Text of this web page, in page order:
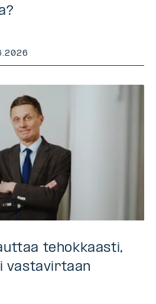
tehokkaasti,
vastavirtaan